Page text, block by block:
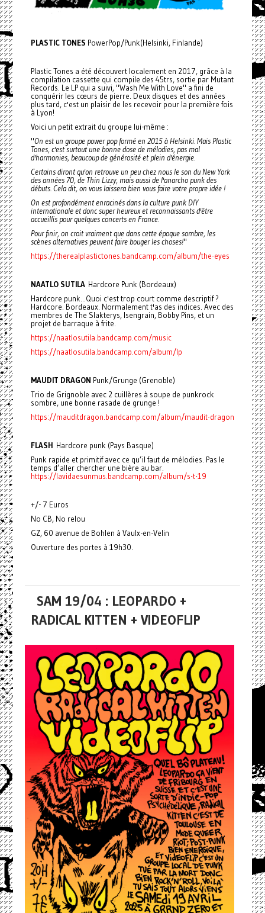
PLASTIC TONES PowerPop/Punk(Helsinki, Finlande)
Plastic Tones a été découvert localement en 2017, grâce à la
compilation cassette qui compile des 45trs, sortie par Mutant
Records. Le LP qui a suivi, "Wash Me With Love" a fini de
conquérir les cœurs de pierre. Deux disques et des années
plus tard, c'est un plaisir de les recevoir pour la première fois
à Lyon!
Voici un petit extrait du groupe lui-même :
"On est un groupe power pop formé en 2015 à Helsinki. Mais Plastic
Tones, c'est surtout une bonne dose de mélodies, pas mal
d'harmonies, beaucoup de générosité et plein d'énergie.
Certains diront qu'on retrouve un peu chez nous le son du New York
des années 70, de Thin Lizzy, mais aussi de l'anarcho punk des
débuts. Cela dit, on vous laissera bien vous faire votre propre idée !
On est profondément enracinés dans la culture punk DIY
internationale et donc super heureux et reconnaissants d'être
accueillis pour quelques concerts en France.
Pour finir, on croit vraiment que dans cette époque sombre, les
scènes alternatives peuvent faire bouger les choses!"
https://therealplastictones.bandcamp.com/album/the-eyes
NAATLO SUTILAHardcore Punk (Bordeaux)
Hardcore punk...Quoi c'est trop court comme descriptif ?
Hardcore. Bordeaux. Normalement t'as des indices. Avec des
membres de The Slakterys, Isengrain, Bobby Pins, et un
projet de barraque à frite.
https://naatlosutila.bandcamp.com/music
https://naatlosutila.bandcamp.com/album/lp
MAUDIT DRAGON Punk/Grunge (Grenoble)
Trio de Grignoble avec 2 cuillères à soupe de punkrock
sombre, une bonne rasade de grunge !
https://mauditdragon.bandcamp.com/album/maudit-dragon
FLASH Hardcore punk (Pays Basque)
Punk rapide et primitif avec ce qu’il faut de mélodies. Pas le
temps d’aller chercher une bière au bar.
https://lavidaesunmus.bandcamp.com/album/s-t-19
+/- 7 Euros
No CB, No relou
GZ, 60 avenue de Bohlen à Vaulx-en-Velin
Ouverture des portes à 19h30.
SAM 19/04 : LEOPARDO +
RADICAL KITTEN + VIDEOFLIP